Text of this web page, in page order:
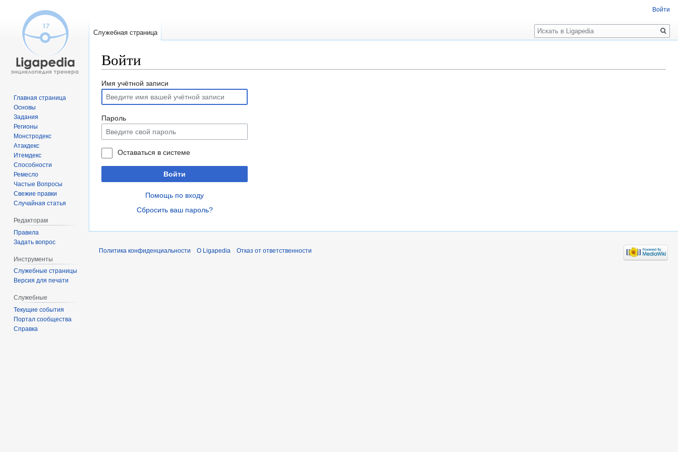
Войти
Перейти
навигации
Перейти
поиску
Имя учётной записи
Пароль
Оставаться в системе
Войти
Помощь по входу
Сбросить ваш пароль?
Войти
Служебная страница
Поиск
Главная страница
Основы
Задания
Регионы
Монстродекс
Атакдекс
Итемдекс
Способности
Ремесло
Частые Вопросы
Свежие правки
Случайная статья
Редакторам
Правила
Задать вопрос
Инструменты
Служебные страницы
Версия для печати
Служебные
Текущие события
Портал сообщества
Справка
Политика конфиденциальности О Ligapedia Отказ от ответственности